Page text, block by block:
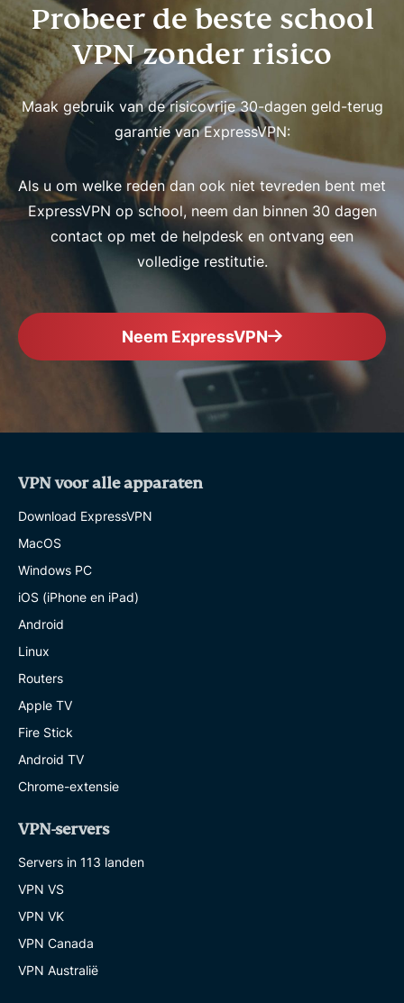
Probeer de beste school
VPN zonder risico
Maak gebruik van de risicovrije 30-dagen geld-terug
garantie van ExpressVPN:
Als u om welke reden dan ook niet tevreden bent met
ExpressVPN op school, neem dan binnen 30 dagen
contact op met de helpdesk en ontvang een
volledige restitutie.
Neem ExpressVPN
VPN voor alle apparaten
Download ExpressVPN
MacOS
Windows PC
iOS (iPhone en iPad)
Android
Linux
Routers
Apple TV
Fire Stick
Android TV
Chrome-extensie
VPN-servers
Servers in 113 landen
VPN VS
VPN VK
VPN Canada
VPN Australië